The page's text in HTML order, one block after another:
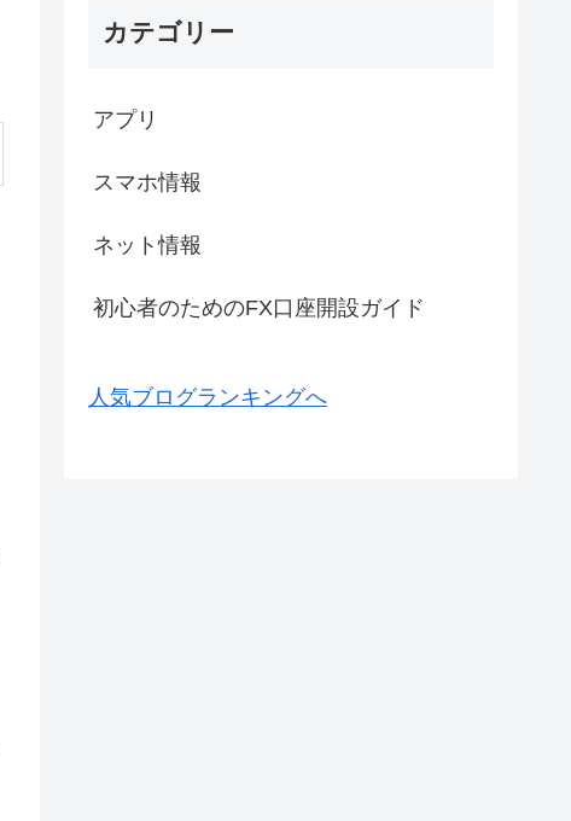
カテゴリー
アプリ
スマホ情報
ネット情報
初心者のためのFX口座開設ガイド
人気ブログランキングへ